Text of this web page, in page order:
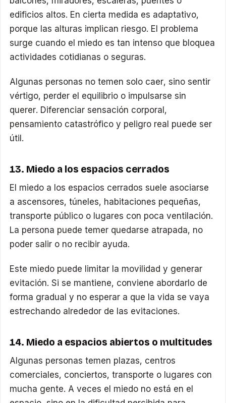
edificios altos. En cierta medida es adaptativo,
porque las alturas implican riesgo. El problema
surge cuando el miedo es tan intenso que bloquea
actividades cotidianas o seguras.
Algunas personas no temen solo caer, sino sentir
vértigo, perder el equilibrio o impulsarse sin
querer. Diferenciar sensación corporal,
pensamiento catastrófico y peligro real puede ser
útil.
13. Miedo a los espacios cerrados
El miedo a los espacios cerrados suele asociarse
a ascensores, túneles, habitaciones pequeñas,
transporte público o lugares con poca ventilación.
La persona puede temer quedarse atrapada, no
poder salir o no recibir ayuda.
Este miedo puede limitar la movilidad y generar
evitación. Si se mantiene, conviene abordarlo de
forma gradual y no esperar a que la vida se vaya
estrechando alrededor de las evitaciones.
14. Miedo a espacios abiertos o multitudes
Algunas personas temen plazas, centros
comerciales, conciertos, transporte o lugares con
mucha gente. A veces el miedo no está en el